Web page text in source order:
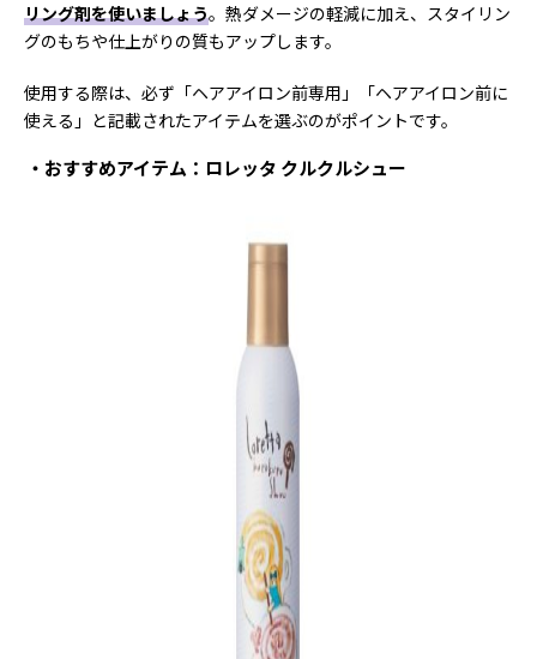
リング剤を使いましょう。熱ダメージの軽減に加え、スタイリン
グのもちや仕上がりの質もアップします。
使用する際は、必ず「ヘアアイロン前専用」「ヘアアイロン前に
使える」と記載されたアイテムを選ぶのがポイントです。
おすすめアイテム：ロレッタ クルクルシュー